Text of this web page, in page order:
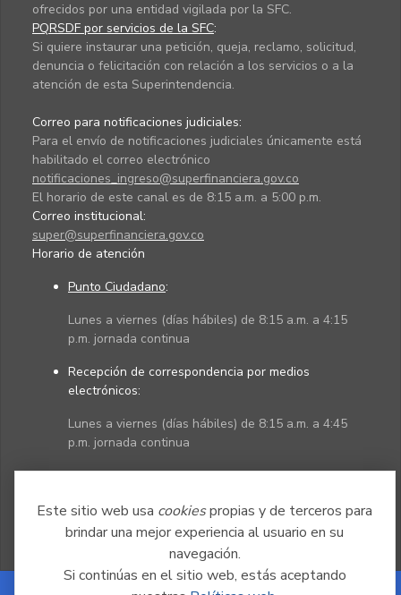
Este sitio web usa cookiespropias y de terceros para
brindar una mejor experiencia al usuario en su
navegación.
Si continúas en el sitio web, estás aceptando
ofrecidos por una entidad vigilada por la SFC.
PQRSDF por servicios de la SFC:
Si quiere instaurar una petición, queja, reclamo, solicitud,
denuncia o felicitación con relación a los servicios o a la
atención de esta Superintendencia.
Correo para notificaciones judiciales:
Para el envío de notificaciones judiciales únicamente está
habilitado el correo electrónico
notificaciones_ingreso@superfinanciera.gov.co
El horario de este canal es de 8:15 a.m. a 5:00 p.m.
Correo institucional:
super@superfinanciera.gov.co
Horario de atención
Punto Ciudadano:
Lunes a viernes (días hábiles) de 8:15 a.m. a 4:15
p.m. jornada continua
Recepción de correspondencia por medios
electrónicos:
Lunes a viernes (días hábiles) de 8:15 a.m. a 4:45
p.m. jornada continua